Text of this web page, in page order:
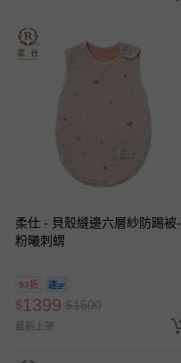
柔仕 - 貝殼縫邊六層紗防踢被-
粉曦刺蝟
93折
$1399 $1500
最新上架